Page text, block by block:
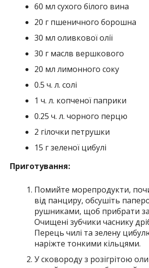
60 мл сухого білого вина
20 г пшеничного борошна
30 мл оливкової олії
30 г маслв вершкового
20 мл лимонного соку
0.5 ч. л. солі
1 ч. л. копченої паприки
0.25 ч. л. чорного перцю
2 гілочки петрушки
15 г зеленої цибулі
Приготування:
Помийте морепродукти,
від панциру, обсушіть
рушниками, щоб прибрати
Очищені зубчики часнику
Перець чилі та зелену
наріжте тонкими кільцями.
У сковороду з розігрітою